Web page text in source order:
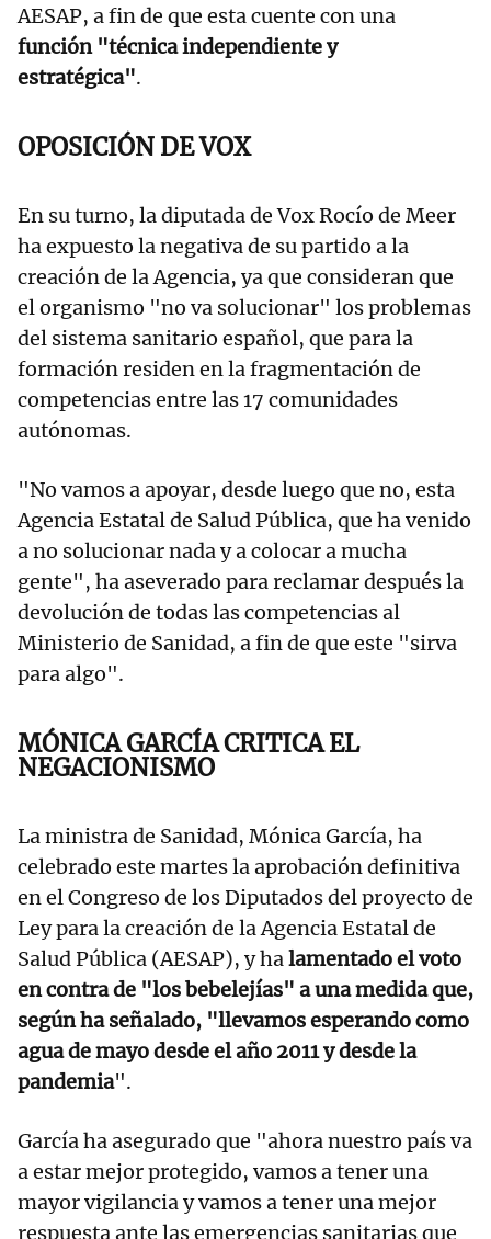
AESAP, a fin de que esta cuente con una
función "técnica independiente y
estratégica".
OPOSICIÓN DE VOX
En su turno, la diputada de Vox Rocío de Meer
ha expuesto la negativa de su partido a la
creación de la Agencia, ya que consideran que
el organismo "no va solucionar" los problemas
del sistema sanitario español, que para la
formación residen en la fragmentación de
competencias entre las 17 comunidades
autónomas.
"No vamos a apoyar, desde luego que no, esta
Agencia Estatal de Salud Pública, que ha venido
a no solucionar nada y a colocar a mucha
gente", ha aseverado para reclamar después la
devolución de todas las competencias al
Ministerio de Sanidad, a fin de que este "sirva
para algo".
MÓNICA GARCÍA CRITICA EL
NEGACIONISMO
La ministra de Sanidad, Mónica García, ha
celebrado este martes la aprobación definitiva
en el Congreso de los Diputados del proyecto de
Ley para la creación de la Agencia Estatal de
Salud Pública (AESAP), y halamentado el voto
en contra de "los bebelejías" a una medida que,
según ha señalado, "llevamos esperando como
agua de mayo desde el año 2011 y desde la
pandemia".
García ha asegurado que "ahora nuestro país va
a estar mejor protegido, vamos a tener una
mayor vigilancia y vamos a tener una mejor
respuesta ante las emergencias sanitarias que